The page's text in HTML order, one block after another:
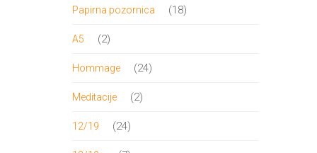
Papirna pozornica 1818
A5 22
Hommage 2424
Meditacije 22
12/19 2424